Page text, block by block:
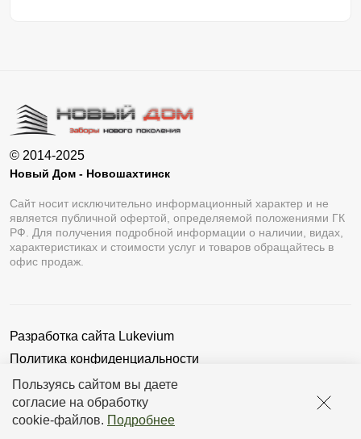
Пользуясь сайтом вы даете
согласие на обработку
cookie-файлов. Подробнее
© 2014-2025
Новый Дом - Новошахтинск
Сайт носит исключительно информационный характер и не
является публичной офертой, определяемой положениями ГК
РФ. Для получения подробной информации о наличии, видах,
характеристиках и стоимости услуг и товаров обращайтесь в
офис продаж.
Разработка сайта Lukevium
Политика конфиденциальности
Пользовательское соглашение